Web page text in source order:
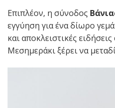
Επιπλέον, η σύνοδος
εγγύηση για ένα δίωρο
και αποκλειστικές
Μεσημεράκι ξέρει να